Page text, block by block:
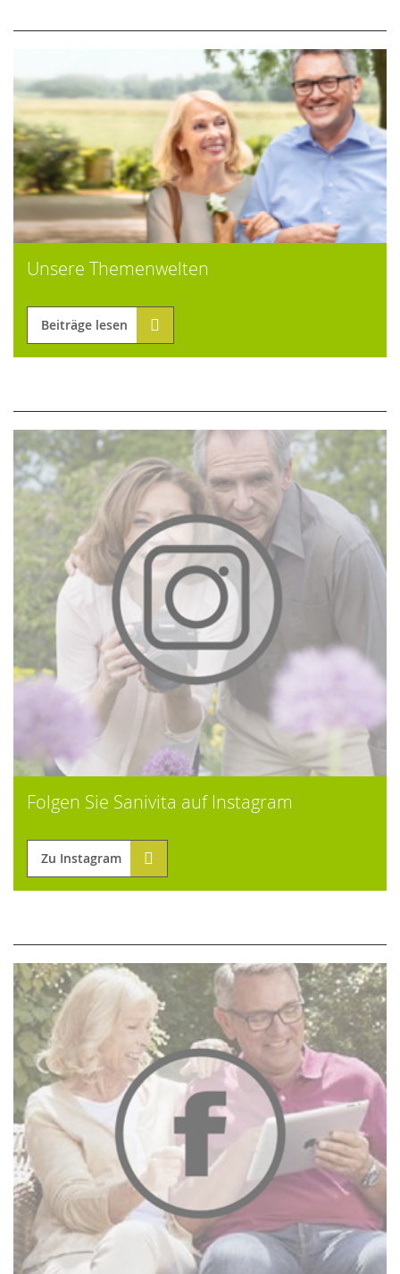
Unsere Themenwelten
Beiträge lesen
Folgen Sie Sanivita auf Instagram
Zu Instagram